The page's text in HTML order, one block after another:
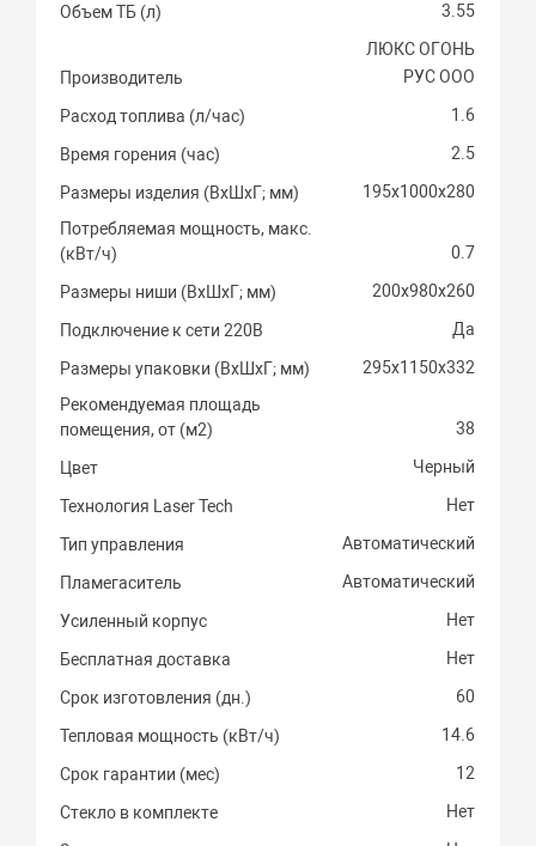
Объем ТБ (л) 3.55
Производитель
ЛЮКС ОГОНЬ
РУС ООО
Расход топлива (л/час) 1.6
Время горения (час) 2.5
Размеры изделия (ВхШхГ; мм)
195х1000х280
Потребляемая мощность, макс.
(кВт/ч)
0.7
Размеры ниши (ВхШхГ; мм) 200х980х260
Подключение к сети 220В Да
Размеры упаковки (ВхШхГ; мм)
295х1150х332
Рекомендуемая площадь
помещения, от (м2)
38
Цвет Черный
Технология Laser Tech Нет
Тип управления Автоматический
Пламегаситель Автоматический
Усиленный корпус Нет
Бесплатная доставка Нет
Срок изготовления (дн.) 60
Тепловая мощность (кВт/ч) 14.6
Срок гарантии (мес) 12
Стекло в комплекте Нет